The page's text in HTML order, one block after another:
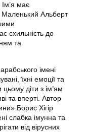
має
Альберт
схильність до
та
імені
їхні емоції та
діти з ім’ям
та вперті. Автор
Борис Хігір
слабка імунна та
від вірусних